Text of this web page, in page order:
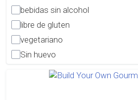
bebidas sin alcohol
libre de gluten
vegetariano
Sin huevo